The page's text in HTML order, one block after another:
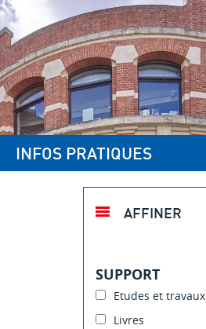
INFOS PRATIQUES
AFFINER
SUPPORT
Etudes et travaux
Livres